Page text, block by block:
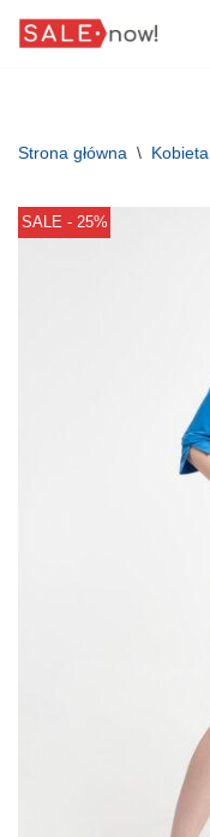
Strona główna \ Kobieta
SALE - 25%